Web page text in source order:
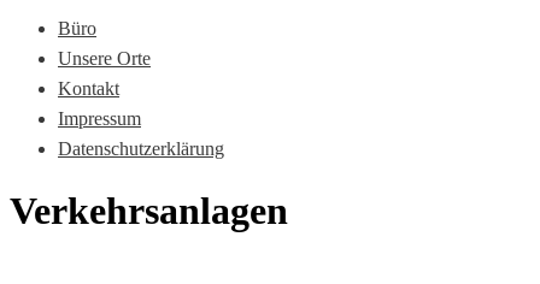
Büro
Unsere Orte
Kontakt
Impressum
Datenschutzerklärung
Verkehrsanlagen